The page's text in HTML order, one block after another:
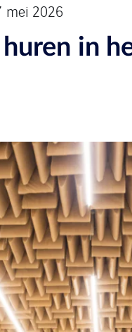
mei 2026
in